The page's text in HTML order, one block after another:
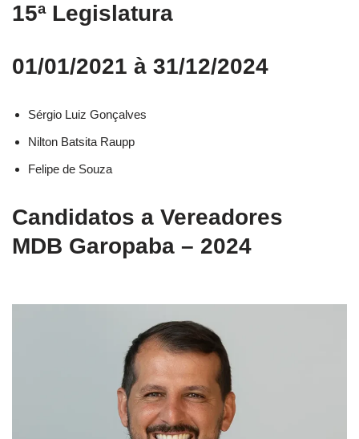
15ª Legislatura
01/01/2021 à 31/12/2024
Sérgio Luiz Gonçalves
Nilton Batsita Raupp
Felipe de Souza
Candidatos a Vereadores
MDB Garopaba – 2024